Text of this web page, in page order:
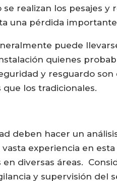
realizan los pesajes y
una pérdida
puede
quienes
y resguardo
los tradicionales.
deben hacer un
experiencia en
diversas áreas.
y supervisión del